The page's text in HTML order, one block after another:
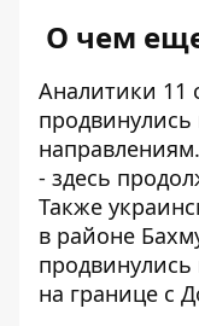
О чем
Аналитики 11
продвинулись
- здесь
Также
в районе
на границе с